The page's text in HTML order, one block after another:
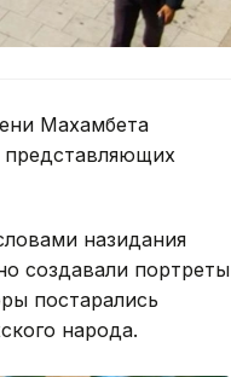
Махамбета
представляющих
назидания
создавали портреты
постарались
народа.